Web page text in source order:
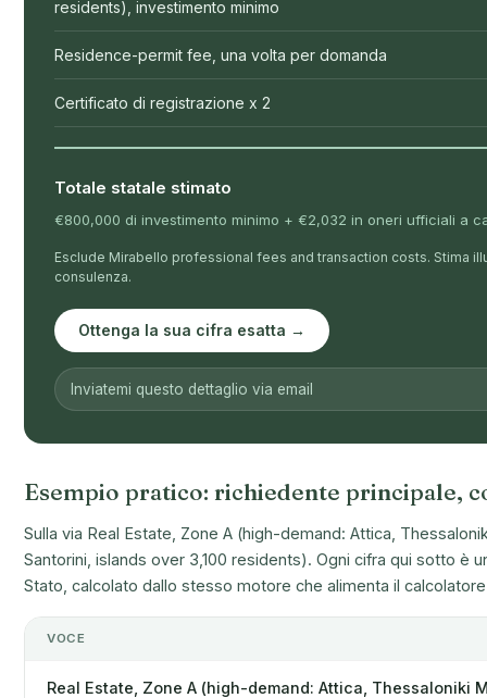
residents), investimento minimo
Residence-permit fee, una volta per domanda
Certificato di registrazione x 2
Totale statale stimato
€800,000 di investimento minimo + €2,032 in oneri ufficiali a
Esclude Mirabello professional fees and transaction costs. Stima
consulenza.
Ottenga la sua cifra esatta →
Esempio pratico: richiedente principale,
Sulla via Real Estate, Zone A (high-demand: Attica,
Santorini, islands over 3,100 residents). Ogni cifra qui sotto è
Stato, calcolato dallo stesso motore che alimenta il
VOCE
Real Estate, Zone A (high-demand: Attica, Thessaloniki